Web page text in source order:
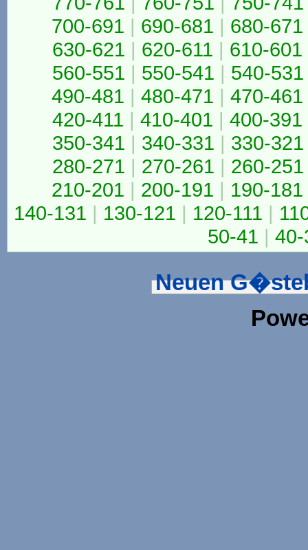
700-691 | 690-681 | 680-671
630-621 | 620-611 | 610-601
560-551 | 550-541 | 540-531
490-481 | 480-471 | 470-461
420-411 | 410-401 | 400-391
350-341 | 340-331 | 330-321
280-271 | 270-261 | 260-251
210-201 | 200-191 | 190-181
140-131 | 130-121 | 120-111 |
50-41 |
Neuen